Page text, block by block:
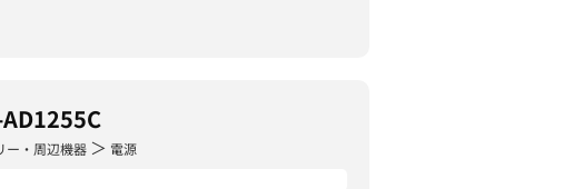
ー・周辺機器 ＞ 電源